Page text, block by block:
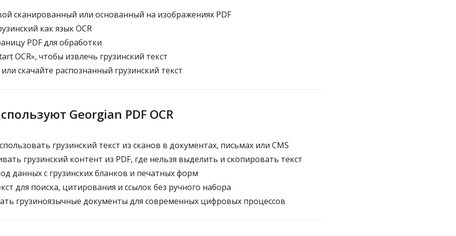
сканированный или основанный на изображениях PDF
как язык OCR
PDF для обработки
OCR», чтобы извлечь грузинский текст
скачайте распознанный грузинский текст
Georgian PDF OCR
грузинский текст из сканов в документах, письмах или CMS
грузинский контент из PDF, где нельзя выделить и скопировать текст
данных с грузинских бланков и печатных форм
для поиска, цитирования и ссылок без ручного набора
грузиноязычные документы для современных цифровых процессов